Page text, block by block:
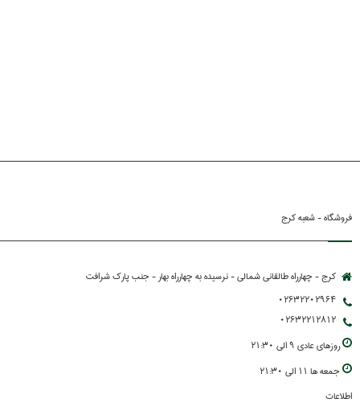
فروشگاه - شعبه کرج
کرج - چهارراه طالقانی شمالی - نرسیده به چهارراه بهار - جنب پارك شرافت
02632202964
02632212812
روزهاي عادي 9 الي 21:30
جمعه ها 11 الي 21:30
اطلاعات